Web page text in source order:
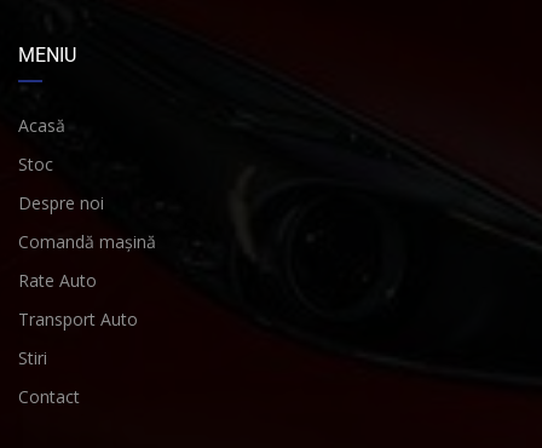
MENIU
Acasă
Stoc
Despre noi
Comandă mașină
Rate Auto
Transport Auto
Stiri
Contact